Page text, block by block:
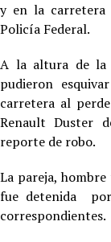
y en la carretera
Policía Federal.
A la altura de la
pudieron
carretera al
Renault Duster
reporte de robo.
La pareja,
fue detenida
correspondientes.